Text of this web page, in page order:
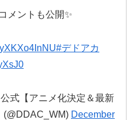
メントも公開✨
#デドアカ
式【アニメ化決定＆最新
(@DDAC_WM) December